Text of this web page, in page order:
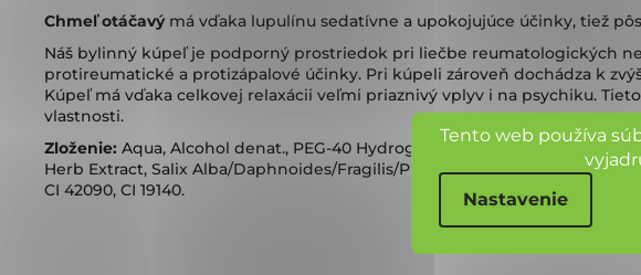
Tento web používa
Nastavenie
Chmeľ otáčavý má vďaka lupulínu sedatívne a upokojujúce účinky, tiež
Náš bylinný kúpeľ je podporný prostriedok pri liečbe reumatologických
protireumatické a protizápalové účinky. Pri kúpeli zároveň dochádza k
Kúpeľ má vďaka celkovej relaxácii veľmi priaznivý vplyv i na psychiku.
vlastnosti.
Zloženie: Aqua, Alcohol denat., PEG-40 Hydrogenated Castor Oil, Mentha
Herb Extract, Salix Alba/Daphnoides/Fragilis/Purpurea Bark Extract,
CI 42090, CI 19140.